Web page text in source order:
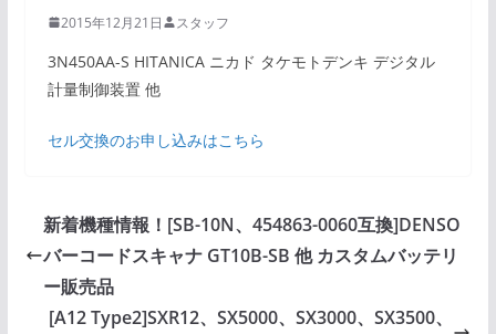
2015年12月21日 スタッフ
3N450AA-S HITANICA ニカド タケモトデンキ デジタル
計量制御装置 他
セル交換のお申し込みはこちら
新着機種情報！[SB-10N、454863-0060互換]DENSO
バーコードスキャナ GT10B-SB 他 カスタムバッテリ
ー販売品
[A12 Type2]SXR12、SX5000、SX3000、SX3500、